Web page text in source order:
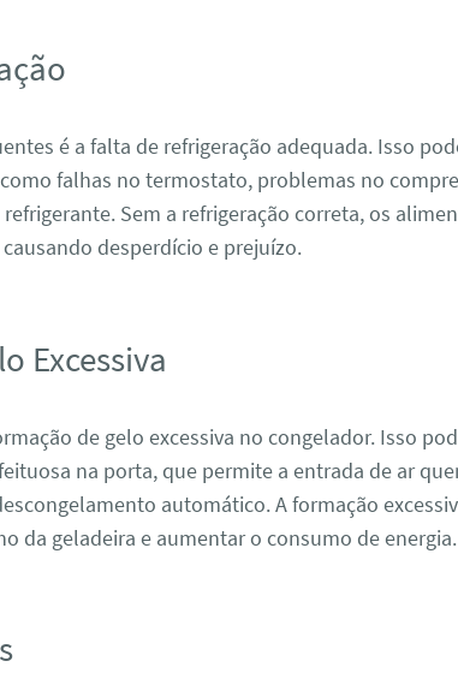
é a falta de refrigeração adequada. Isso
falhas no termostato, problemas no
Sem a refrigeração correta, os
desperdício e prejuízo.
Excessiva
de gelo excessiva no congelador. Isso
na porta, que permite a entrada de ar
automático. A formação
da geladeira e aumentar o consumo de energia.